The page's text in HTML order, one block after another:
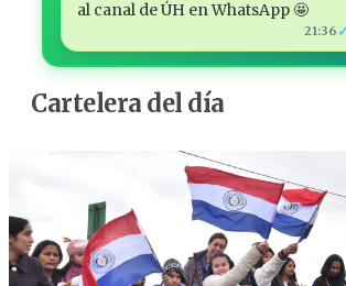
al canal de ÚH en WhatsApp 🤩
21:36
Cartelera del día